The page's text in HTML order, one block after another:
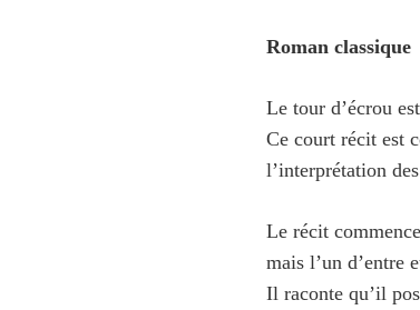
Roman classique
Le tour d’écrou
Ce court récit est
l’interprétation
Le récit
mais l’un d’entre
Il raconte qu’il